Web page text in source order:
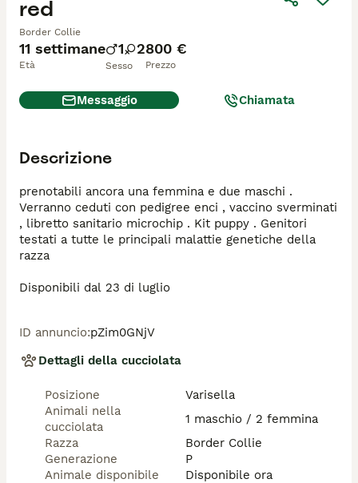
11 settimane
Età
1 2
Sesso
800 €
Prezzo
red
Border Collie
Messaggio Chiamata
Descrizione
prenotabili ancora una femmina e due maschi .
Verranno ceduti con pedigree enci , vaccino sverminati
, libretto sanitario microchip . Kit puppy . Genitori
testati a tutte le principali malattie genetiche della
razza
Disponibili dal 23 di luglio
ID annuncio:pZim0GNjV
Dettagli della cucciolata
Posizione
Varisella
Animali nella
cucciolata
1 maschio / 2 femmina
Razza
Border Collie
Generazione
P
Animale disponibile
Disponibile ora